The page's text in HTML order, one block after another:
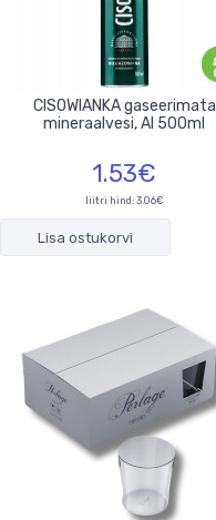
CISOWIANKA gaseerimata
mineraalvesi, Al 500ml
1.53€
liitri hind: 3.06€
Lisa ostukorvi